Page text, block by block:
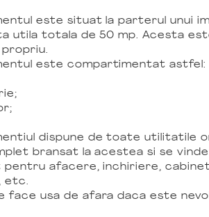
este situat la parterul unui
utila totala de 50 mp. Acesta
este compartimentat astfel:
dispune de toate utilitatile
bransat la acestea si se
pentru afacere, inchiriere,
etc.
face usa de afara daca este